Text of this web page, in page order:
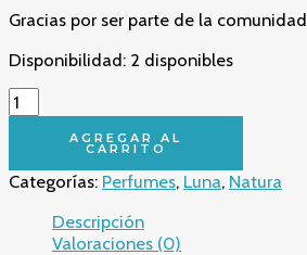
Gracias por ser parte de la comunidad
Disponibilidad: 2 disponibles
Luna
Clásico
Femenino
Ml.
AGREGAR AL
CARRITO
Categorías: Perfumes, Luna, Natura
Descripción
Valoraciones (0)